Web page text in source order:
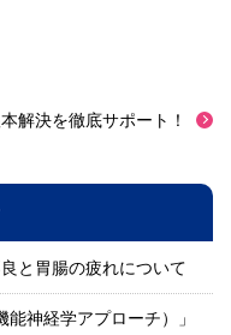
解決を徹底サポート！
と胃腸の疲れについて
能神経学アプローチ）」